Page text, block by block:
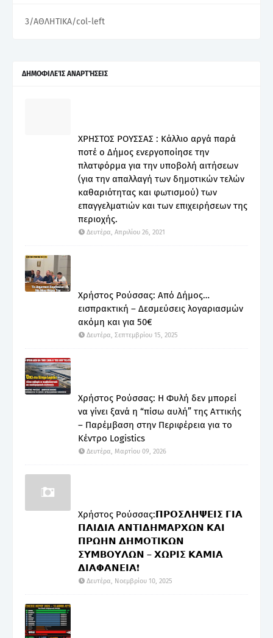
3/ΑΘΛΗΤΙΚΑ/col-left
ΔΗΜΟΦΙΛΕΊΣ ΑΝΑΡΤΉΣΕΙΣ
ΧΡΗΣΤΟΣ ΡΟΥΣΣΑΣ : Κάλλιο αργά παρά
ποτέ ο Δήμος ενεργοποίησε την
πλατφόρμα για την υποβολή αιτήσεων
(για την απαλλαγή των δημοτικών τελών
καθαριότητας και φωτισμού) των
επαγγελματιών και των επιχειρήσεων της
περιοχής.
Δευτέρα, Απριλίου 26, 2021
Χρήστος Ρούσσας: Από Δήμος…
εισπρακτική – Δεσμεύσεις λογαριασμών
ακόμη και για 50€
Δευτέρα, Σεπτεμβρίου 15, 2025
Χρήστος Ρούσσας: Η Φυλή δεν μπορεί
να γίνει ξανά η “πίσω αυλή” της Αττικής
– Παρέμβαση στην Περιφέρεια για το
Κέντρο Logistics
Δευτέρα, Μαρτίου 09, 2026
Χρήστος Ρούσσας:𝝥𝝦𝝤𝝨𝝠𝝜𝝭𝝚𝝞𝝨 𝝘𝝞𝝖
𝝥𝝖𝝞𝝙𝝞𝝖 𝝖𝝢𝝩𝝞𝝙𝝜𝝡𝝖𝝦𝝬𝝮𝝢 𝝟𝝖𝝞
𝝥𝝦𝝮𝝜𝝢 𝝙𝝜𝝡𝝤𝝩𝝞𝝟𝝮𝝢
𝝨𝝪𝝡𝝗𝝤𝝪𝝠𝝮𝝢 – 𝝬𝝮𝝦𝝞𝝨 𝝟𝝖𝝡𝝞𝝖
𝝙𝝞𝝖𝝫𝝖𝝢𝝚𝝞𝝖❗
Δευτέρα, Νοεμβρίου 10, 2025